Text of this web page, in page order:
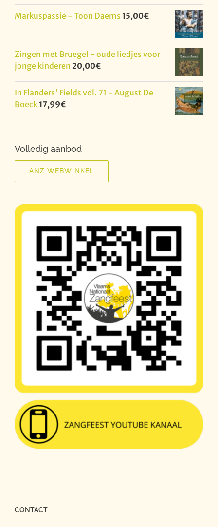
Markuspassie - Toon Daems 15,00€
Zingen met Bruegel - oude liedjes voor
jonge kinderen 20,00€
In Flanders' Fields vol. 71 - August De
Boeck 17,99€
Volledig aanbod
ANZ WEBWINKEL
CONTACT